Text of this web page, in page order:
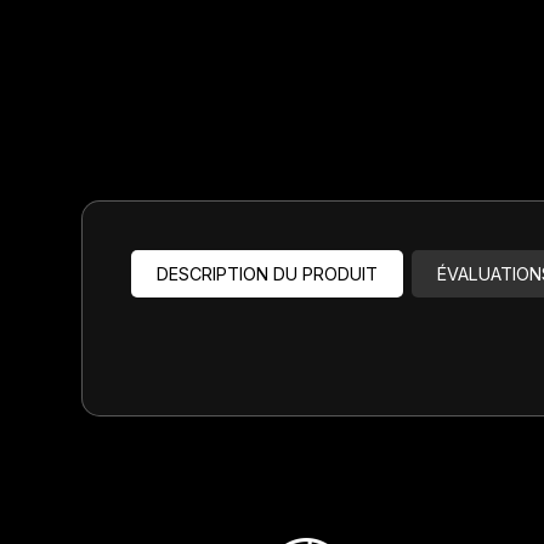
DESCRIPTION DU PRODUIT